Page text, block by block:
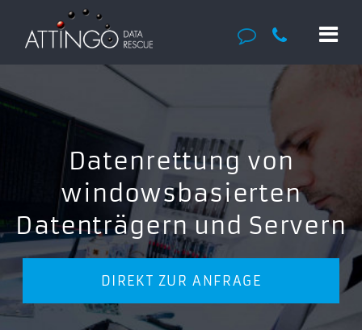
Datenrettung von
windowsbasierten
Datenträgern und Servern
DIREKT ZUR ANFRAGE